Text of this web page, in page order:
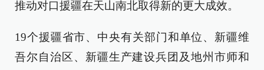
推动对口援疆在天山南北取得新的更大成效。
19个援疆省市、中央有关部门和单位、新疆维
吾尔自治区、新疆生产建设兵团及地州市师和